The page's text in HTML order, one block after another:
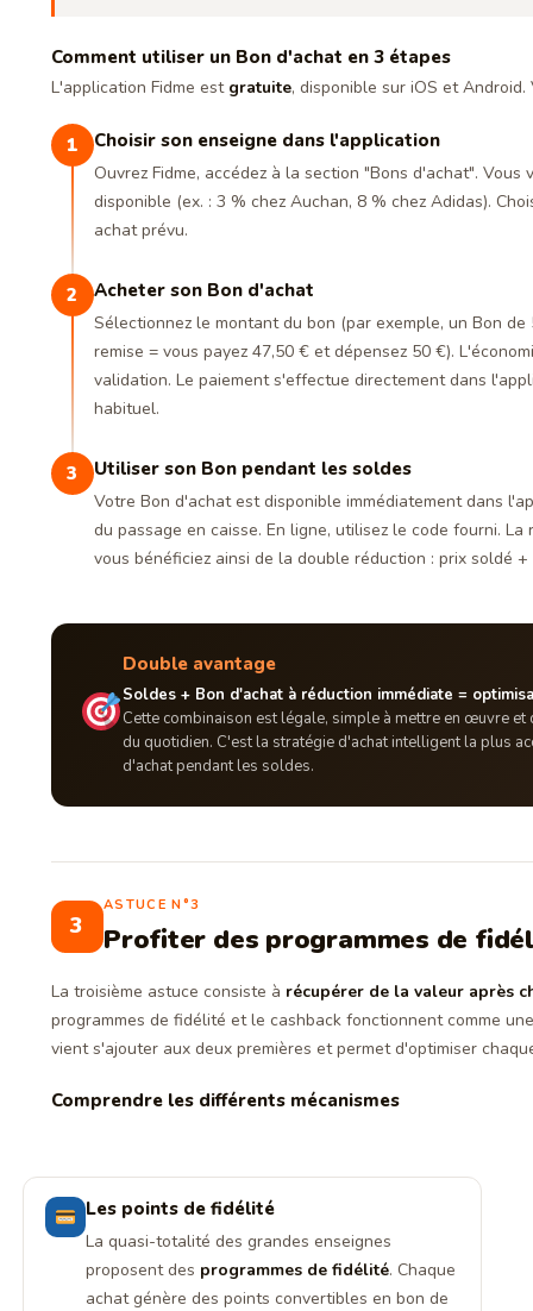
Comment utiliser un Bon d'achat en 3 étapes
L'application Fidme est gratuite, disponible sur iOS et
1 Choisir son enseigne dans l'application
Ouvrez Fidme, accédez à la section "Bons d'achat".
disponible (ex. : 3 % chez Auchan, 8 % chez Adidas).
achat prévu.
2 Acheter son Bon d'achat
Sélectionnez le montant du bon (par exemple, un Bon
remise = vous payez 47,50 € et dépensez 50 €).
validation. Le paiement s'effectue directement dans
habituel.
3 Utiliser son Bon pendant les soldes
Votre Bon d'achat est disponible immédiatement dans
du passage en caisse. En ligne, utilisez le code fourni.
vous bénéficiez ainsi de la double réduction : prix soldé
Double avantage
Soldes + Bon d'achat à réduction immédiate =
Cette combinaison est légale, simple à mettre en œuvre
du quotidien. C'est la stratégie d'achat intelligent la plus
d'achat pendant les soldes.
3
ASTUCE N°3
Profiter des programmes de
La troisième astuce consiste à récupérer de la valeur après
programmes de fidélité et le cashback fonctionnent comme
vient s'ajouter aux deux premières et permet d'optimiser
Comprendre les différents mécanismes
Les points de fidélité
La quasi-totalité des grandes enseignes
proposent des programmes de fidélité. Chaque
achat génère des points convertibles en bon de